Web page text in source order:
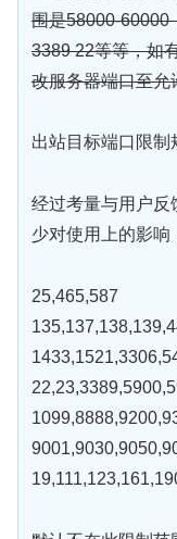
围是58000-60000
3389 22等等，如
改服务器端口至允
出站目标端口限制
经过考量与用户反
少对使用上的影
25,465,587